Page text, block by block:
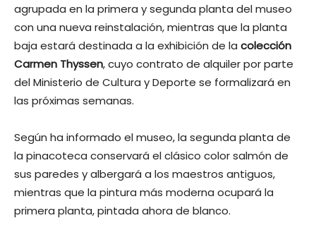
agrupada en la primera y segunda planta del museo
con una nueva reinstalación, mientras que la planta
baja estará destinada a la exhibición de la colección
Carmen Thyssen, cuyo contrato de alquiler por parte
del Ministerio de Cultura y Deporte se formalizará en
las próximas semanas.
Según ha informado el museo, la segunda planta de
la pinacoteca conservará el clásico color salmón de
sus paredes y albergará a los maestros antiguos,
mientras que la pintura más moderna ocupará la
primera planta, pintada ahora de blanco.